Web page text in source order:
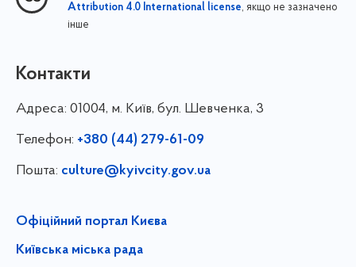
Attribution 4.0 International license, якщо не зазначено
інше
Контакти
Адреса: 01004, м. Київ, бул. Шевченка, 3
Телефон: +380 (44) 279-61-09
Пошта: culture@kyivcity.gov.ua
Офіційний портал Києва
Київська міська рада